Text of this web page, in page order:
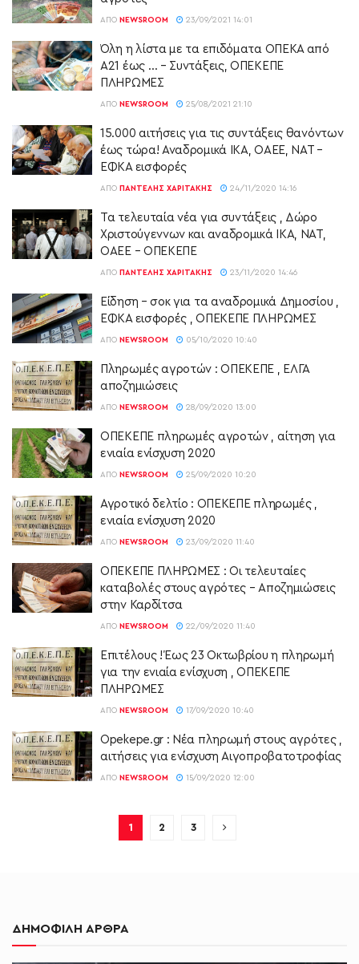
ΑΠΌ NEWSROOM 23/09/2021 14:01
Όλη η λίστα με τα επιδόματα ΟΠΕΚΑ από
Α21 έως … – Συντάξεις, ΟΠΕΚΕΠΕ
ΠΛΗΡΩΜΕΣ
ΑΠΌ NEWSROOM 25/08/2021 21:10
15.000 αιτήσεις για τις συντάξεις θανόντων
έως τώρα! Αναδρομικά ΙΚΑ, ΟΑΕΕ, ΝΑΤ –
ΕΦΚΑ εισφορές
ΑΠΌ ΠΑΝΤΕΛΉΣ ΧΑΡΙΤΆΚΗΣ 24/11/2020 14:16
Τα τελευταία νέα για συντάξεις , Δώρο
Χριστούγεννων και αναδρομικά ΙΚΑ, ΝΑΤ,
ΟΑΕΕ – ΟΠΕΚΕΠΕ
ΑΠΌ ΠΑΝΤΕΛΉΣ ΧΑΡΙΤΆΚΗΣ 23/11/2020 14:46
Είδηση – σοκ για τα αναδρομικά Δημοσίου ,
ΕΦΚΑ εισφορές , ΟΠΕΚΕΠΕ ΠΛΗΡΩΜΕΣ
ΑΠΌ NEWSROOM 05/10/2020 10:40
Πληρωμές αγροτών : ΟΠΕΚΕΠΕ , ΕΛΓΑ
αποζημιώσεις
ΑΠΌ NEWSROOM 28/09/2020 13:00
ΟΠΕΚΕΠΕ πληρωμές αγροτών , αίτηση για
ενιαία ενίσχυση 2020
ΑΠΌ NEWSROOM 25/09/2020 10:20
Αγροτικό δελτίο : ΟΠΕΚΕΠΕ πληρωμές ,
ενιαία ενίσχυση 2020
ΑΠΌ NEWSROOM 23/09/2020 11:40
ΟΠΕΚΕΠΕ ΠΛΗΡΩΜΕΣ : Οι τελευταίες
καταβολές στους αγρότες – Αποζημιώσεις
στην Καρδίτσα
ΑΠΌ NEWSROOM 22/09/2020 11:40
Επιτέλους ! Έως 23 Οκτωβρίου η πληρωμή
για την ενιαία ενίσχυση , ΟΠΕΚΕΠΕ
ΠΛΗΡΩΜΕΣ
ΑΠΌ NEWSROOM 17/09/2020 10:40
Opekepe.gr : Νέα πληρωμή στους αγρότες ,
αιτήσεις για ενίσχυση Αιγοπροβατοτροφίας
ΑΠΌ NEWSROOM 15/09/2020 12:00
1 2 3
ΔΗΜΟΦΙΛΗ ΑΡΘΡΑ